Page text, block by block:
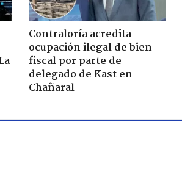
Contraloría acredita
ocupación ilegal de bien
fiscal por parte de
delegado de Kast en
Chañaral